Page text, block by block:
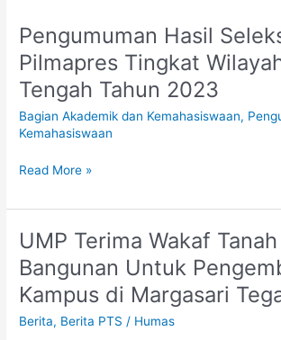
Pengumuman Hasil
Pilmapres Tingkat
Tengah Tahun 2023
Bagian Akademik dan Kemahasiswaan,
Kemahasiswaan
Pengumuman
Hasil
Seleksi
Pilmapres
Tingkat
Wilayah
Tengah
2023
Read More »
UMP Terima Wakaf
Bangunan Untuk
Kampus di Margasari
Berita, Berita PTS / Humas
UMP
Terima
Wakaf
Tanah
Dan